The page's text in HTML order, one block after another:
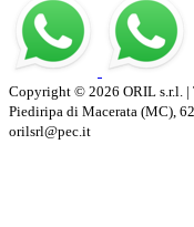
Copyright © 2026 ORIL s.r.l.
Piediripa di Macerata (MC),
orilsrl@pec.it